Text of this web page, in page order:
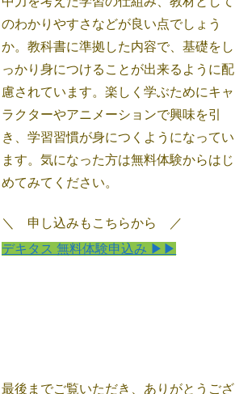
のわかりやすさなどが良い点でしょう
か。教科書に準拠した内容で、基礎をし
っかり身につけることが出来るように配
慮されています。楽しく学ぶためにキャ
ラクターやアニメーションで興味を引
き、学習習慣が身につくようになってい
ます。気になった方は無料体験からはじ
めてみてください。
＼ 申し込みもこちらから ／
デキタス 無料体験申込み ▶▶
最後までご覧いただき、ありがとうござ